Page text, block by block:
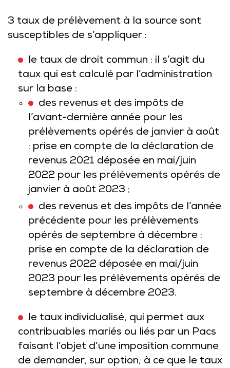
3 taux de prélèvement à la source sont
susceptibles de s’appliquer :
le taux de droit commun : il s’agit du
taux qui est calculé par l’administration
sur la base :
des revenus et des impôts de
l’avant-dernière année pour les
prélèvements opérés de janvier à août
: prise en compte de la déclaration de
revenus 2021 déposée en mai/juin
2022 pour les prélèvements opérés de
janvier à août 2023 ;
des revenus et des impôts de l’année
précédente pour les prélèvements
opérés de septembre à décembre :
prise en compte de la déclaration de
revenus 2022 déposée en mai/juin
2023 pour les prélèvements opérés de
septembre à décembre 2023.
le taux individualisé, qui permet aux
contribuables mariés ou liés par un Pacs
faisant l’objet d’une imposition commune
de demander, sur option, à ce que le taux